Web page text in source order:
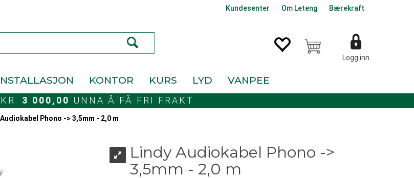
Kundesenter Om Leteng Bærekraft
Logg inn
KONTOR KURS LYD VANPEE
3 000,00 UNNA Å FÅ FRI FRAKT
Phono -> 3,5mm - 2,0 m
Lindy Audiokabel Phono ->
3,5mm - 2,0 m